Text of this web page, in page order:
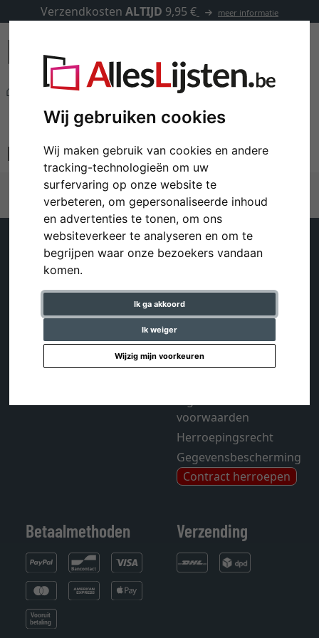
Wij gebruiken cookies
Wij maken gebruik van cookies en andere
tracking-technologieën om uw
surfervaring op onze website te
verbeteren, om gepersonaliseerde inhoud
en advertenties te tonen, om ons
websiteverkeer te analyseren en om te
begrijpen waar onze bezoekers vandaan
komen.
Ik ga akkoord
Ik weiger
Wijzig mijn voorkeuren
Verzendkosten ALTIJD 9,95 € meer informatie
Merken Hama
Hama
Klantenservice
Contact
Colofon
Mijn verlanglijstje
Help
Verzending en kosten
FAQ - Veelgestelde
vragen
Tijdschrift
voorwaarden
Herroepingsrecht
Gegevensbescherming
Contract herroepen
Betaalmethoden Verzending